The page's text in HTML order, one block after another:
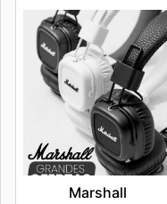
Marshall